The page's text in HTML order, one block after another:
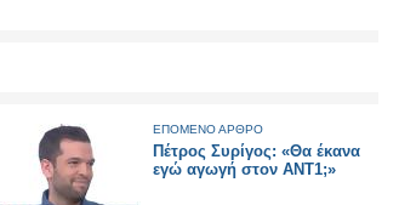
ΕΠΟΜΕΝΟ ΑΡΘΡΟ
Πέτρος Συρίγος: «Θα έκανα
εγώ αγωγή στον ΑΝΤ1;»